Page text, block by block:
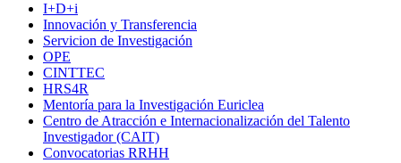
I+D+i
Innovación y Transferencia
Servicion de Investigación
OPE
CINTTEC
HRS4R
Mentoría para la Investigación Euriclea
Centro de Atracción e Internacionalización del Talento
Investigador (CAIT)
Convocatorias RRHH